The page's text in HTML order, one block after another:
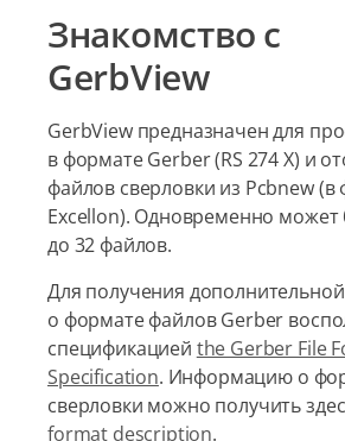
Знакомство c
GerbView
GerbView предназначен для
в формате Gerber (RS 274 X) и
файлов сверловки из Pcbnew
Excellon). Одновременно может
до 32 файлов.
Для получения
о формате файлов Gerber
спецификацией the Gerber File
Specification. Информацию о
сверловки можно получить
format description.